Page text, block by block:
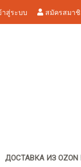
าสู่ระบบ สมัครสมา
ДОСТАВКА ИЗ OZON